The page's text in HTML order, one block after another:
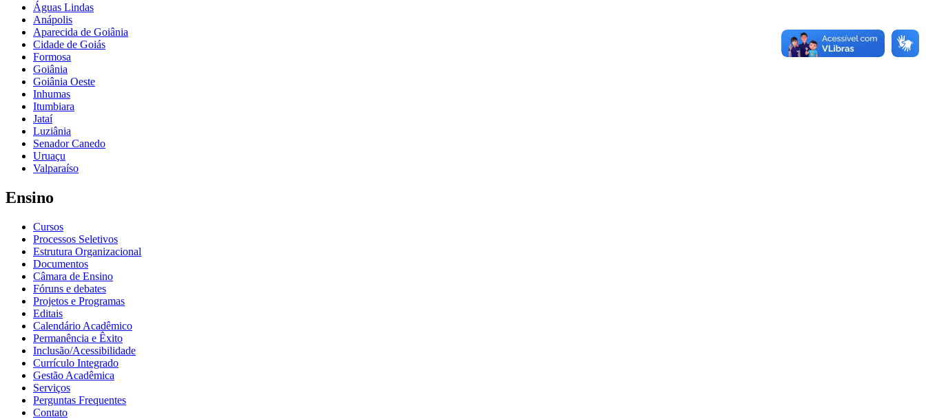
Águas Lindas
Anápolis
Aparecida de Goiânia
Cidade de Goiás
Formosa
Goiânia
Goiânia Oeste
Inhumas
Itumbiara
Jataí
Luziânia
Senador Canedo
Uruaçu
Valparaíso
Ensino
Cursos
Processos Seletivos
Estrutura Organizacional
Documentos
Câmara de Ensino
Fóruns e debates
Projetos e Programas
Editais
Calendário Acadêmico
Permanência e Êxito
Inclusão/Acessibilidade
Currículo Integrado
Gestão Acadêmica
Serviços
Perguntas Frequentes
Contato